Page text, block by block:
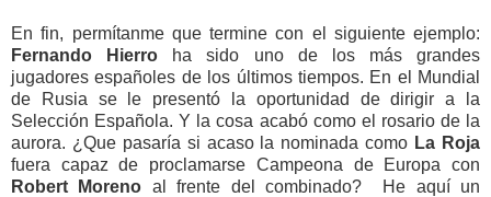
En fin, permítanme que termine con el siguiente ejemplo:
Fernando Hierro ha sido uno de los más grandes
jugadores españoles de los últimos tiempos. En el Mundial
de Rusia se le presentó la oportunidad de dirigir a la
Selección Española. Y la cosa acabó como el rosario de la
aurora. ¿Que pasaría si acaso la nominada como La Roja
fuera capaz de proclamarse Campeona de Europa con
Robert Moreno al frente del combinado? He aquí un